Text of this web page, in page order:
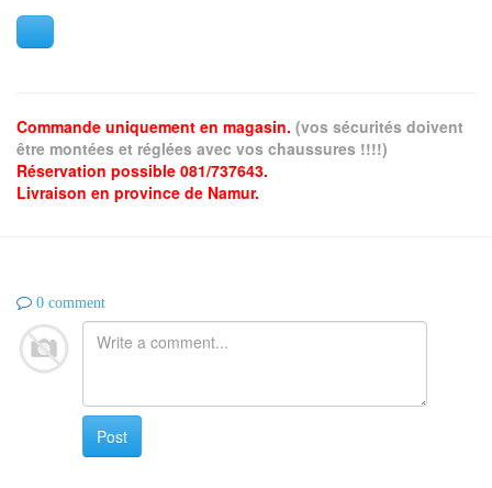
Commande uniquement en magasin. (vos sécurités doivent
être montées et réglées avec vos chaussures !!!!)
Réservation possible 081/737643.
Livraison en province de Namur.
0 comment
Post